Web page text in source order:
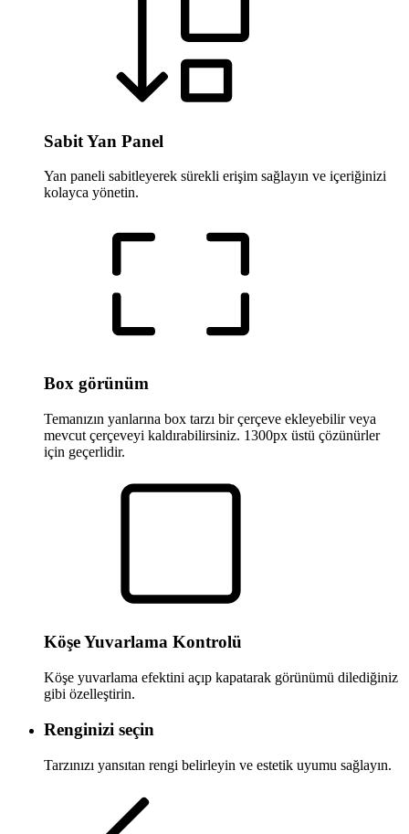
Sabit Yan Panel
Yan paneli sabitleyerek sürekli erişim sağlayın ve içeriğinizi
kolayca yönetin.
Box görünüm
Temanızın yanlarına box tarzı bir çerçeve ekleyebilir veya
mevcut çerçeveyi kaldırabilirsiniz. 1300px üstü çözünürler
için geçerlidir.
Köşe Yuvarlama Kontrolü
Köşe yuvarlama efektini açıp kapatarak görünümü dilediğiniz
gibi özelleştirin.
Renginizi seçin
Tarzınızı yansıtan rengi belirleyin ve estetik uyumu sağlayın.